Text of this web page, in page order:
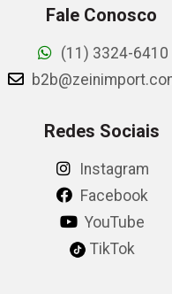
Fale Conosco
(11) 3324-6410
Redes Sociais
Instagram
Facebook
YouTube
TikTok